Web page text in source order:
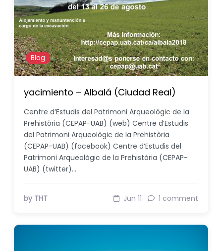
Blog
yacimiento – Albalá (Ciudad Real)
Centre d’Estudis del Patrimoni Arqueològic de la
Prehistòria (CEPAP-UAB) (web) Centre d’Estudis
del Patrimoni Arqueològic de la Prehistòria
(CEPAP-UAB) (facebook) Centre d’Estudis del
Patrimoni Arqueològic de la Prehistòria (CEPAP-
UAB) (twitter)…
by THT Jun 11 1 comment